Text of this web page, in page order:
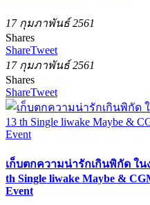
17 กุมภาพันธ์ 2561
Shares
ShareTweet
17 กุมภาพันธ์ 2561
Shares
ShareTweet
เก็บตกความน่ารักเกินพิกัด ใน
th Single liwake Maybe &
Event